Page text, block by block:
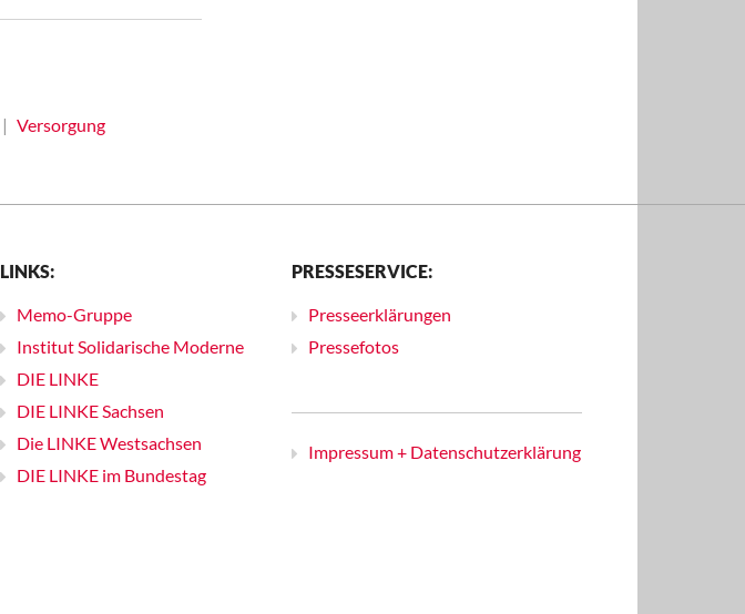
Versorgung
LINKS:
Memo-Gruppe
Institut Solidarische Moderne
DIE LINKE
DIE LINKE Sachsen
Die LINKE Westsachsen
DIE LINKE im Bundestag
PRESSESERVICE:
Presseerklärungen
Pressefotos
Impressum + Datenschutzerklärung